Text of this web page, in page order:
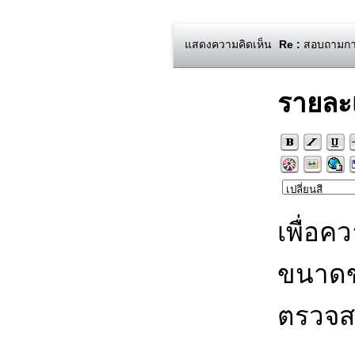
แสดงความคิดเห็น Re : สอบถามก
รายล
เพื่อค
ขนาด
ตรวจ